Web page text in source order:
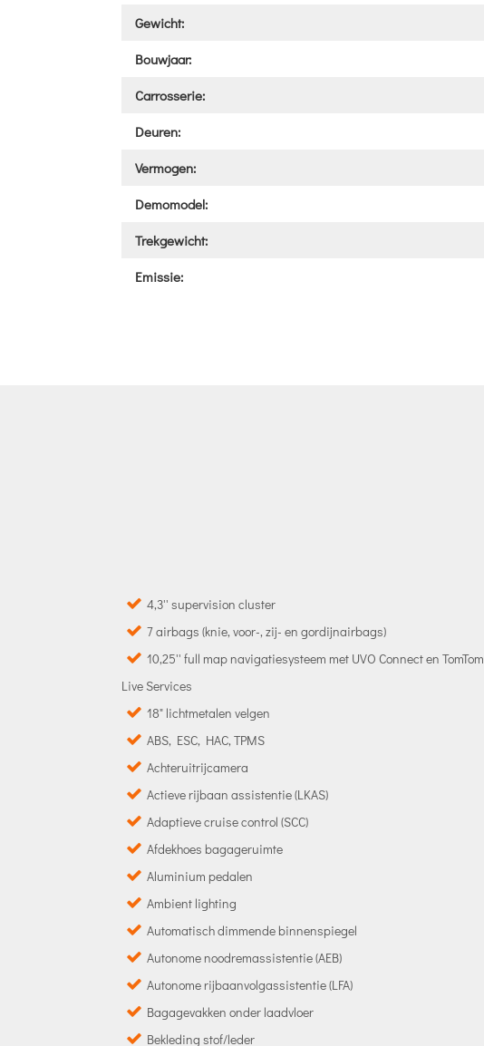
Gewicht:
Bouwjaar:
Carrosserie:
Deuren:
Vermogen:
Demomodel:
Trekgewicht:
Emissie:
4,3'' supervision cluster
7 airbags (knie, voor-, zij- en gordijnairbags)
10,25'' full map navigatiesysteem met UVO Connect en TomTom
Live Services
18" lichtmetalen velgen
ABS, ESC, HAC, TPMS
Achteruitrijcamera
Actieve rijbaan assistentie (LKAS)
Adaptieve cruise control (SCC)
Afdekhoes bagageruimte
Aluminium pedalen
Ambient lighting
Automatisch dimmende binnenspiegel
Autonome noodremassistentie (AEB)
Autonome rijbaanvolgassistentie (LFA)
Bagagevakken onder laadvloer
Bekleding stof/leder